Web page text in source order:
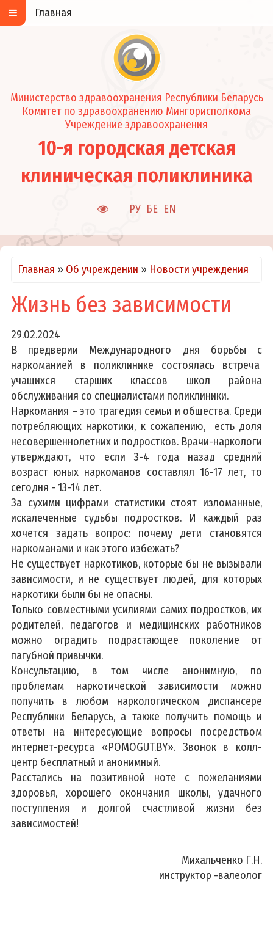
Министерство здравоохранения Республики Беларусь
Комитет по здравоохранению Мингорисполкома
Учреждение здравоохранения
10-я городская детская
клиническая поликлиника
РУ БЕ EN
Главная
Главная » Об учреждении » Новости учреждения
Жизнь без зависимости
29.02.2024
В предверии Международного дня борьбы с
наркоманией в поликлинике состоялась встреча
учащихся старших классов школ района
обслуживания со специалистами поликлиники.
Наркомания – это трагедия семьи и общества. Среди
потребляющих наркотики, к сожалению, есть доля
несовершеннолетних и подростков. Врачи-наркологи
утверждают, что если 3-4 года назад средний
возраст юных наркоманов составлял 16-17 лет, то
сегодня - 13-14 лет.
За сухими цифрами статистики стоят изломанные,
искалеченные судьбы подростков. И каждый раз
хочется задать вопрос: почему дети становятся
наркоманами и как этого избежать?
Не существует наркотиков, которые бы не вызывали
зависимости, и не существует людей, для которых
наркотики были бы не опасны.
Только совместными усилиями самих подростков, их
родителей, педагогов и медицинских работников
можно оградить подрастающее поколение от
пагубной привычки.
Консультацию, в том числе анонимную, по
проблемам наркотической зависимости можно
получить в любом наркологическом диспансере
Республики Беларусь, а также получить помощь и
ответы на интересующие вопросы посредством
интернет-ресурса «POMOGUT.BY». Звонок в колл-
центр бесплатный и анонимный.
Расстались на позитивной ноте с пожеланиями
здоровья, хорошего окончания школы, удачного
поступления и долгой счастливой жизни без
зависимостей!
Михальченко Г.Н.
инструктор -валеолог